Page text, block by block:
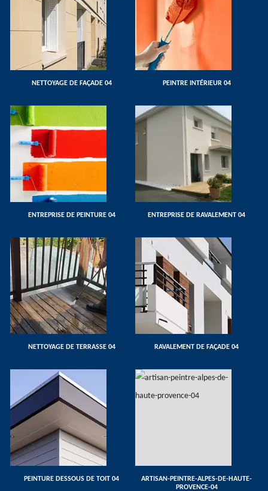
NETTOYAGE DE FAÇADE 04 PEINTRE INTÉRIEUR 04
ENTREPRISE DE PEINTURE 04 ENTREPRISE DE RAVALEMENT 04
NETTOYAGE DE TERRASSE 04 RAVALEMENT DE FAÇADE 04
PEINTURE DESSOUS DE TOIT 04
ARTISAN-PEINTRE-ALPES-DE-HAUTE-
PROVENCE-04